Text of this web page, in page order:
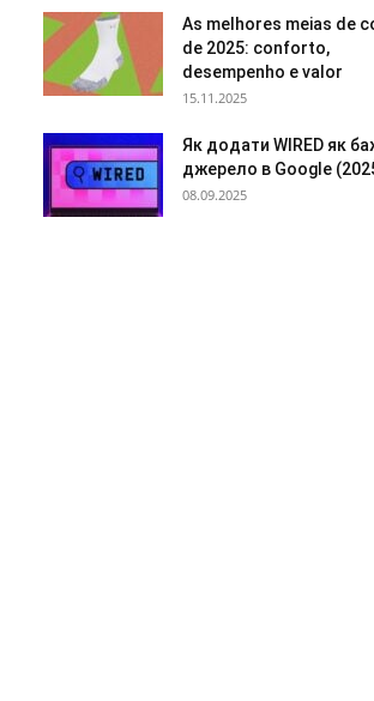
As melhores meias de
de 2025: conforto,
desempenho e valor
15.11.2025
Як додати WIRED як
джерело в Google
08.09.2025